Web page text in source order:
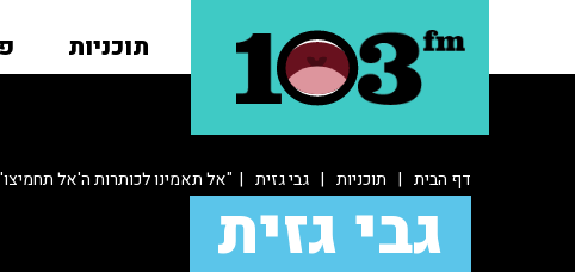
תוכניות
דף הבית | תוכניות | גבי גזית | "אל תאמינו לכותרות ה'אל
גבי גזית